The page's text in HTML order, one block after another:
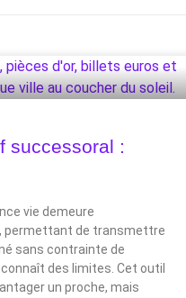
successoral :
vie demeure
permettant de transmettre
sans contrainte de
des limites. Cet outil
un proche, mais